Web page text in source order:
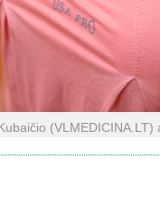
(VLMEDICINA.LT)